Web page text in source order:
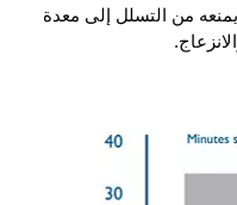
من التسلل إلى معدة